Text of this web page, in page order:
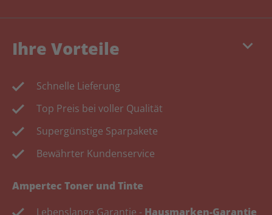
keyboard_arrow_down
Ihre Vorteile
Schnelle Lieferung
Top Preis bei voller Qualität
Supergünstige Sparpakete
Bewährter Kundenservice
Ampertec Toner und Tinte
Lebenslange Garantie - Hausmarken-Garantie